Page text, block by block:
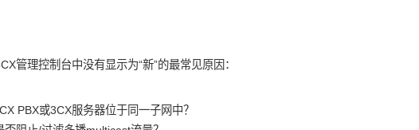
管理控制台中没有显示为“新”的最常见原因：
PBX或3CX服务器位于同一子网中？